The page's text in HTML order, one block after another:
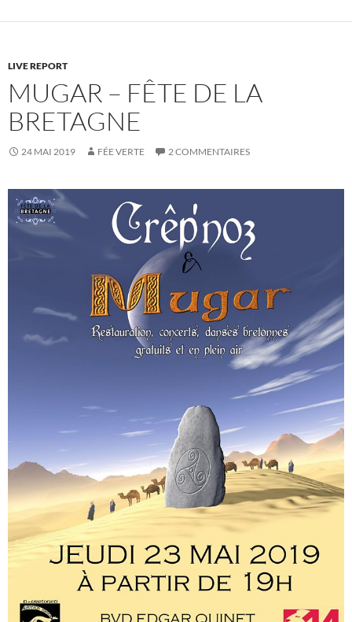
LIVE REPORT
MUGAR – FÊTE DE LA
BRETAGNE
24 MAI 2019 FÉE VERTE 2 COMMENTAIRES